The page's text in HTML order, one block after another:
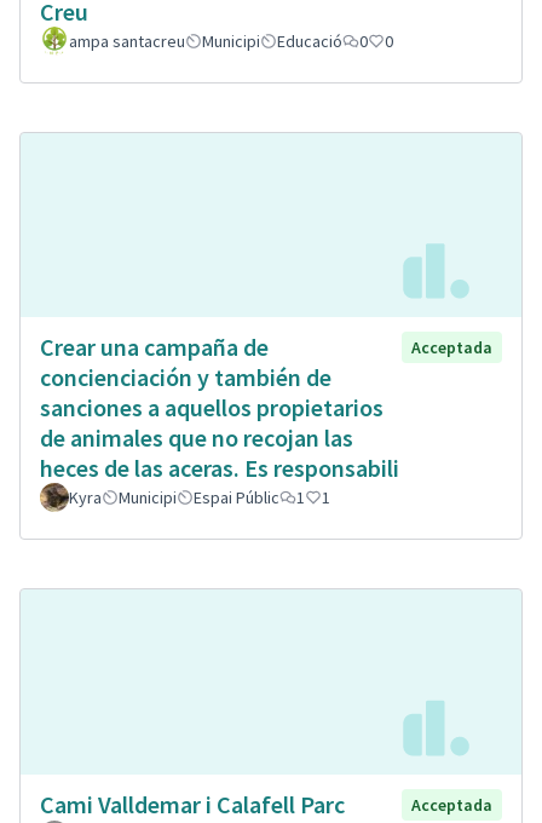
Creu
ampa santacreu Municipi Educació 0 0
Crear una campaña de
concienciación y también de
sanciones a aquellos propietarios
de animales que no recojan las
heces de las aceras. Es responsabili
Acceptada
Kyra Municipi Espai Públic 1 1
Cami Valldemar i Calafell Parc
Acceptada